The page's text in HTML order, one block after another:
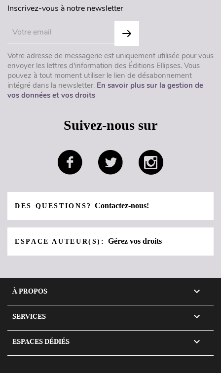
Inscrivez-vous à notre newsletter
Votre adresse de messagerie est uniquement utilisée pour vous
envoyer les lettres d'information des Éditions Ellipses. Vous
pouvez à tout moment utiliser le lien de désabonnement
intégré dans la newsletter. En savoir plus sur la gestion de
vos données et vos droits
Suivez-nous sur
DES QUESTIONS?Contactez-nous!
ESPACE AUTEUR(S):Gérez vos droits
À PROPOS 
SERVICES 
ESPACES DÉDIÉS 